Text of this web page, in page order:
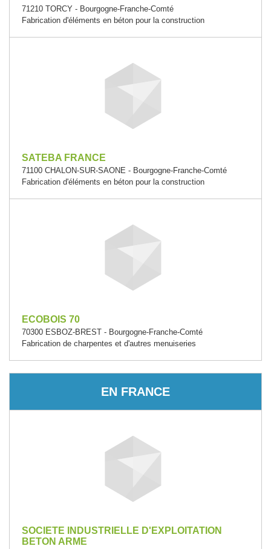
71210 TORCY - Bourgogne-Franche-Comté
Fabrication d'éléments en béton pour la construction
SATEBA FRANCE
71100 CHALON-SUR-SAONE - Bourgogne-Franche-Comté
Fabrication d'éléments en béton pour la construction
ECOBOIS 70
70300 ESBOZ-BREST - Bourgogne-Franche-Comté
Fabrication de charpentes et d'autres menuiseries
EN FRANCE
SOCIETE INDUSTRIELLE D'EXPLOITATION
BETON ARME